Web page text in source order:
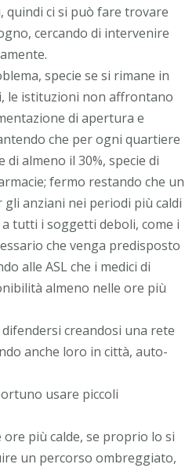
quindi ci si può fare trovare
cercando di intervenire
specie se si rimane in
le istituzioni non affrontano
di apertura e
che per ogni quartiere
almeno il 30%, specie di
fermo restando che un
anziani nei periodi più caldi
tutti i soggetti deboli, come i
che venga predisposto
alle ASL che i medici di
almeno nelle ore più
creandosi una rete
anche loro in città, auto-
usare piccoli
ore più calde, se proprio lo si
un percorso ombreggiato,